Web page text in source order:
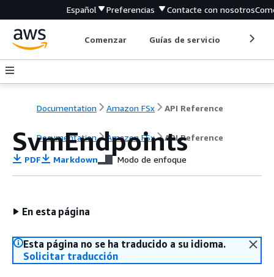
Español Preferencias Contacte con nosotros
Comenzar Guías de servicio
Documentation Amazon FSx API Reference
Documentation Amazon FSx API Reference
SvmEndpoints
PDF Markdown Modo de enfoque
En esta página
Esta página no se ha traducido a su idioma.
Solicitar traducción